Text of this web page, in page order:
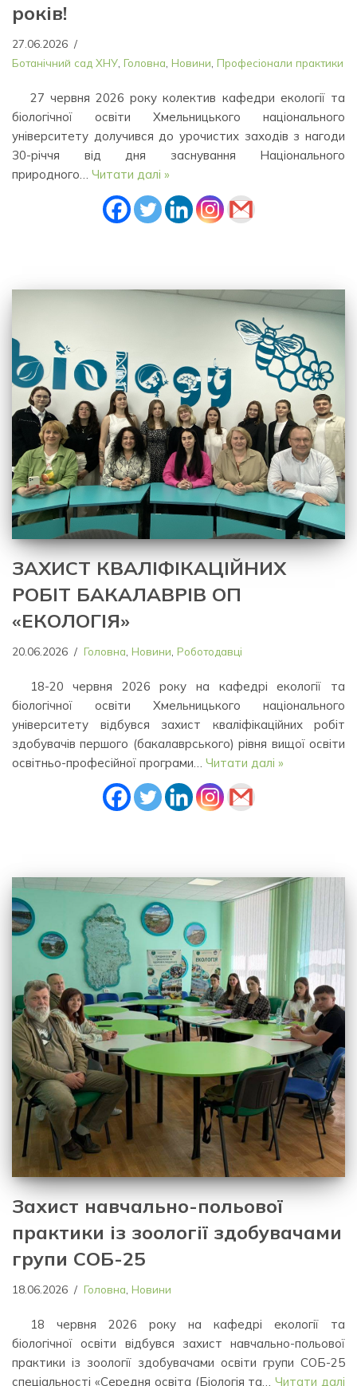
років!
27.06.2026
Ботанічний сад ХНУ Головна Новини Професіонали практики
27 червня 2026 року колектив кафедри екології та
біологічної освіти Хмельницького національного
університету долучився до урочистих заходів з нагоди
30-річчя від дня заснування Національного
природного… Читати далі »
ЗАХИСТ КВАЛІФІКАЦІЙНИХ
РОБІТ БАКАЛАВРІВ ОП
«ЕКОЛОГІЯ»
20.06.2026 Головна Новини Роботодавці
18-20 червня 2026 року на кафедрі екології та
біологічної освіти Хмельницького національного
університету відбувся захист кваліфікаційних робіт
здобувачів першого (бакалаврського) рівня вищої освіти
освітньо-професійної програми… Читати далі »
Захист навчально-польової
практики із зоології здобувачами
групи СОБ-25
18.06.2026 Головна Новини
18 червня 2026 року на кафедрі екології та
біологічної освіти відбувся захист навчально-польової
практики із зоології здобувачами освіти групи СОБ-25
спеціальності «Середня освіта (Біологія та…Читати далі